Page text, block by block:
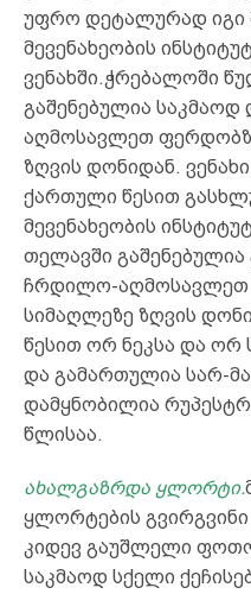
უფრო დეტალურად იგი
მევენახეობის
ვენახში.ჭრებალოში
გაშენებულია
აღმოსავლეთ
ზღვის დონიდან.
ქართული წესით
მევენახეობის
თელავში
ჩრდილო-აღმოსავლეთ
სიმაღლეზე ზღვის
წესით ორ ნეკსა და ორ
და გამართულია სარ-
დამყნობილია
წლისაა.
ახალგაზრდა ყლორტი.
ყლორტების
კიდევ გაუშლელი
საკმაოდ სქელი